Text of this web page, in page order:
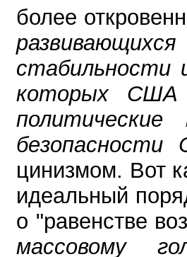
более
стабильности
которых США
безопасности
цинизмом. Вот
идеальный
о "равенстве
массовому